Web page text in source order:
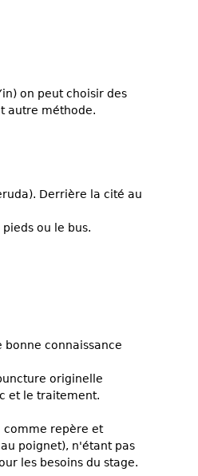
on peut choisir des
autre méthode.
Derrière la cité au
ou le bus.
connaissance
originelle
et le traitement.
comme repère et
poignet), n'étant pas
les besoins du stage.